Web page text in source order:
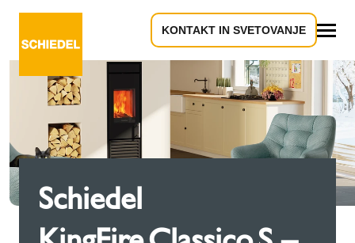
KONTAKT IN SVETOVANJE
Schiedel